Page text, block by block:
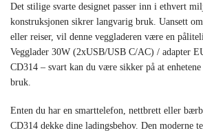
Det stilige svarte designet passer inn i ethvert
konstruksjonen sikrer langvarig bruk. Uansett
eller reiser, vil denne veggladeren være en
Vegglader 30W (2xUSB/USB C/AC) / adapter
CD314 – svart kan du være sikker på at
bruk.
Enten du har en smarttelefon, nettbrett eller
CD314 dekke dine ladingsbehov. Den moderne